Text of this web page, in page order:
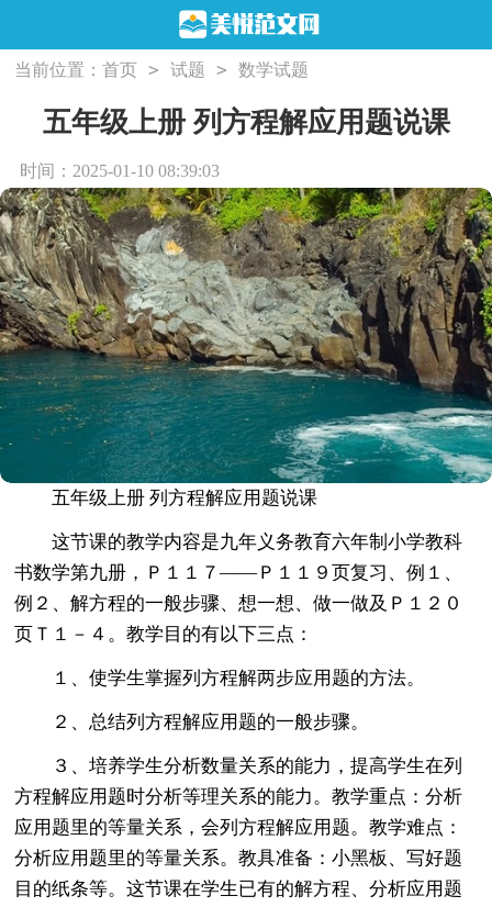
当前位置：首页 > 试题 > 数学试题
五年级上册 列方程解应用题说课
时间：2025-01-10 08:39:03
五年级上册 列方程解应用题说课
这节课的教学内容是九年义务教育六年制小学教科
书数学第九册，Ｐ１１７——Ｐ１１９页复习、例１、
例２、解方程的一般步骤、想一想、做一做及Ｐ１２０
页Ｔ１－４。教学目的有以下三点：
１、使学生掌握列方程解两步应用题的方法。
２、总结列方程解应用题的一般步骤。
３、培养学生分析数量关系的能力，提高学生在列
方程解应用题时分析等理关系的能力。教学重点：分析
应用题里的等量关系，会列方程解应用题。教学难点：
分析应用题里的等量关系。教具准备：小黑板、写好题
目的纸条等。这节课在学生已有的解方程、分析应用题